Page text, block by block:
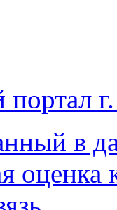
в
оценка